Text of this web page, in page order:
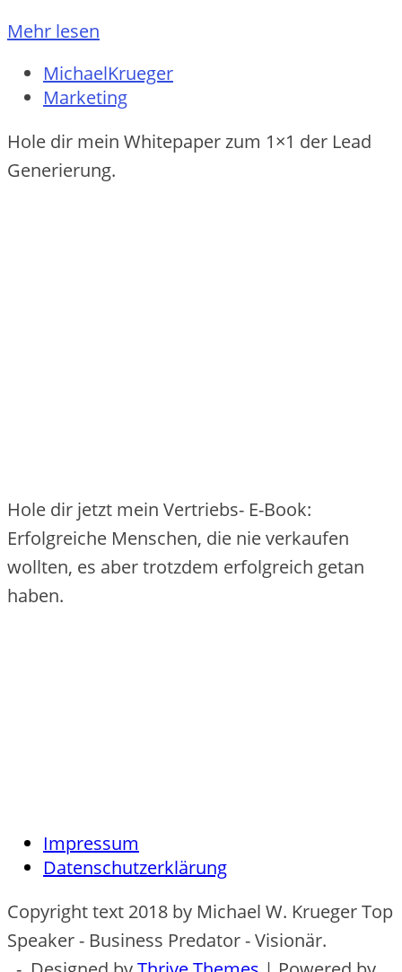
Mehr lesen
MichaelKrueger
Marketing
Hole dir mein Whitepaper zum 1×1 der Lead
Generierung.
Hole dir jetzt mein Vertriebs- E-Book:
Erfolgreiche Menschen, die nie verkaufen
wollten, es aber trotzdem erfolgreich getan
haben.
Impressum
Datenschutzerklärung
Copyright text 2018 by Michael W. Krueger Top
Speaker - Business Predator - Visionär.